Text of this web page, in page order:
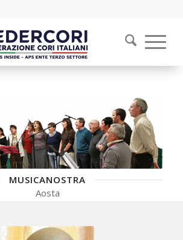
MUSICANOSTRA
Aosta